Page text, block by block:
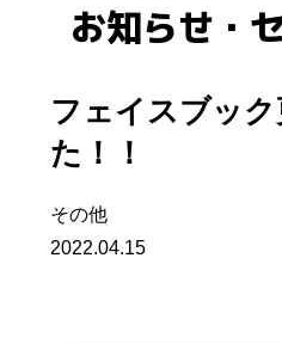
お知らせ・
フェイスブッ
た！！
その他
2022.04.15